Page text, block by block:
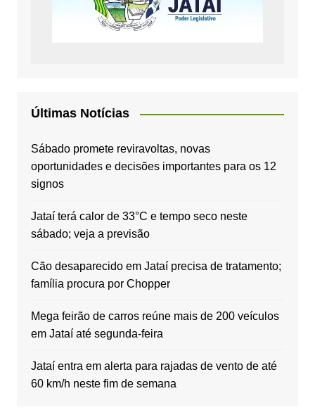
Últimas Notícias
Sábado promete reviravoltas, novas
oportunidades e decisões importantes para os 12
signos
Jataí terá calor de 33°C e tempo seco neste
sábado; veja a previsão
Cão desaparecido em Jataí precisa de tratamento;
família procura por Chopper
Mega feirão de carros reúne mais de 200 veículos
em Jataí até segunda-feira
Jataí entra em alerta para rajadas de vento de até
60 km/h neste fim de semana